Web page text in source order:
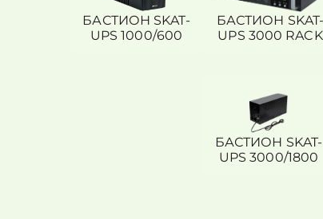
БАСТИОН SKAT-
UPS 1000/600
БАСТИОН SKAT-
UPS 3000 RACK
БАСТИОН SKAT-
UPS 3000/1800